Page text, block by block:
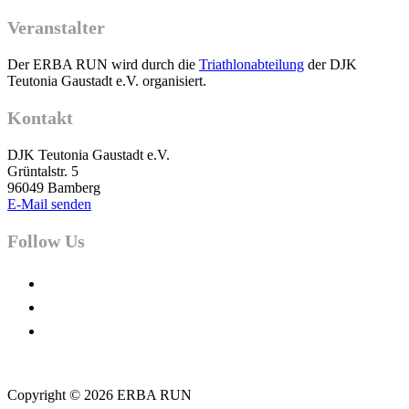
Veranstalter
Der ERBA RUN wird durch die Triathlonabteilung der DJK
Teutonia Gaustadt e.V. organisiert.
Kontakt
DJK Teutonia Gaustadt e.V.
Grüntalstr. 5
96049 Bamberg
E-Mail senden
Follow Us
Copyright © 2026 ERBA RUN